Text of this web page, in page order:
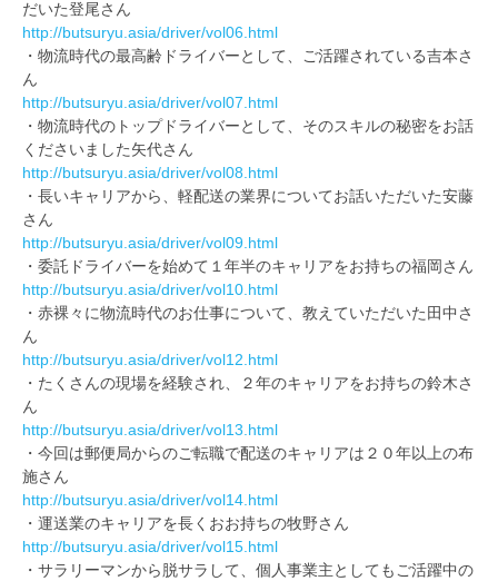
だいた登尾さん
http://butsuryu.asia/driver/vol06.html
・物流時代の最高齢ドライバーとして、ご活躍されている吉本さ
ん
http://butsuryu.asia/driver/vol07.html
・物流時代のトップドライバーとして、そのスキルの秘密をお話
くださいました矢代さん
http://butsuryu.asia/driver/vol08.html
・長いキャリアから、軽配送の業界についてお話いただいた安藤
さん
http://butsuryu.asia/driver/vol09.html
・委託ドライバーを始めて１年半のキャリアをお持ちの福岡さん
http://butsuryu.asia/driver/vol10.html
・赤裸々に物流時代のお仕事について、教えていただいた田中さ
ん
http://butsuryu.asia/driver/vol12.html
・たくさんの現場を経験され、２年のキャリアをお持ちの鈴木さ
ん
http://butsuryu.asia/driver/vol13.html
・今回は郵便局からのご転職で配送のキャリアは２０年以上の布
施さん
http://butsuryu.asia/driver/vol14.html
・運送業のキャリアを長くおお持ちの牧野さん
http://butsuryu.asia/driver/vol15.html
・サラリーマンから脱サラして、個人事業主としてもご活躍中の